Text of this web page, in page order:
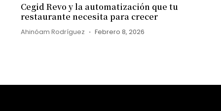
Cegid Revo y la automatización que tu
restaurante necesita para crecer
Ahinóam Rodríguez Febrero 8, 2026